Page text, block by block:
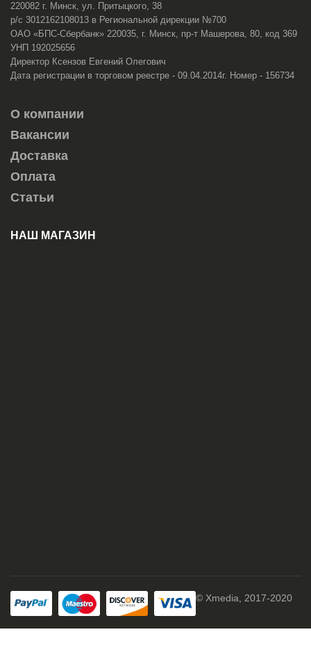
220082 г. Минск, ул. Притыцкого, 38
р/с 3012162108013 в Региональной дирекции №700
ОАО «БПС-Сбербанк» 220035, г. Минск, пр-т Машерова, 80, код 369
УНП 192025656
Директор Ксензов Евгений Олегович
Дата регистрации в торговом реестре - 09.04.2014г. Номер - 156734
О компании
Вакансии
Доставка
Оплата
Статьи
НАШ МАГАЗИН
© Xmedia, 2017-2020